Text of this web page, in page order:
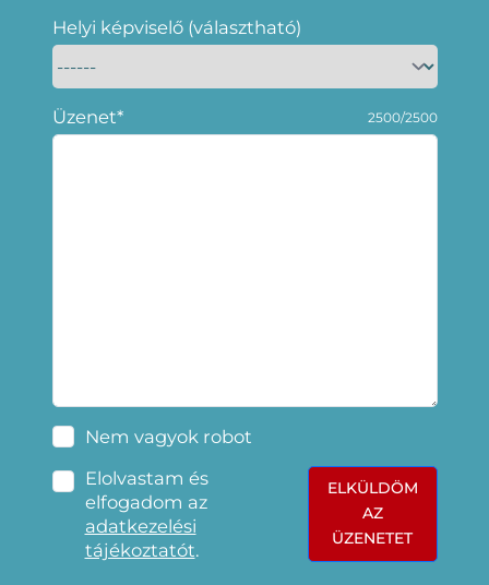
Helyi képviselő (választható)
Üzenet* 2500/2500
Nem vagyok robot
Elolvastam és
elfogadom az
adatkezelési
tájékoztatót.
ELKÜLDÖM
AZ
ÜZENETET